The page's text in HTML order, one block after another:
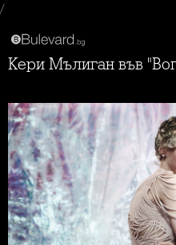
/
Кери Мълиган във